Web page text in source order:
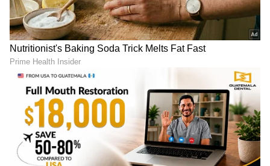
ಅವರಿಗೆ ಪಕ್ಷವು ಬಾರ್ ಬಲಿಯಾದಿಂದ ಟಿಕೆಟ್ ನೀಡಿದೆ. ರಾಜ್ಯ
ಸಚಿವ ಉದಯಭಾನ್ ಸಿಂಗ್ ಅವರಿಗೂ ಟಿಕೆಟ್ ಸಿಕ್ಕಿಲ್ಲ.
ಸಹಕಾರಿ ಸಚಿವ ಮುಕುತ್ ಬಿಹಾರಿ ವರ್ಮಾ ಅವರ ಟಿಕೆಟ್
ಕಡಿತಗೊಂಡಿದೆ. ಅವರ ಸ್ಥಾನದಲ್ಲಿ ಅವರ ಮಗನಿಗೆ ಟಿಕೆಟ್
ಸಿಕ್ಕಿದೆ.
ಧರಂ ಸಿಂಗ್ ಸೈನಿ ಅವರ ಸೋಲು ಬಿಜೆಪಿ ತೊರೆದು
ಎಸ್‌ಪಿ ಪಾಲಾಯಿತು